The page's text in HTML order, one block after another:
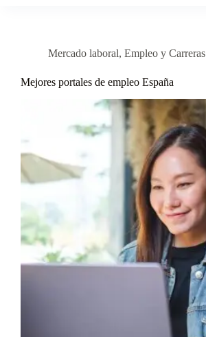
Mercado laboral, Empleo y Carreras
Mejores portales de empleo España